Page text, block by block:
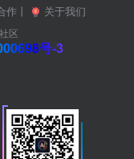
作丨 关于我们
区
号-3